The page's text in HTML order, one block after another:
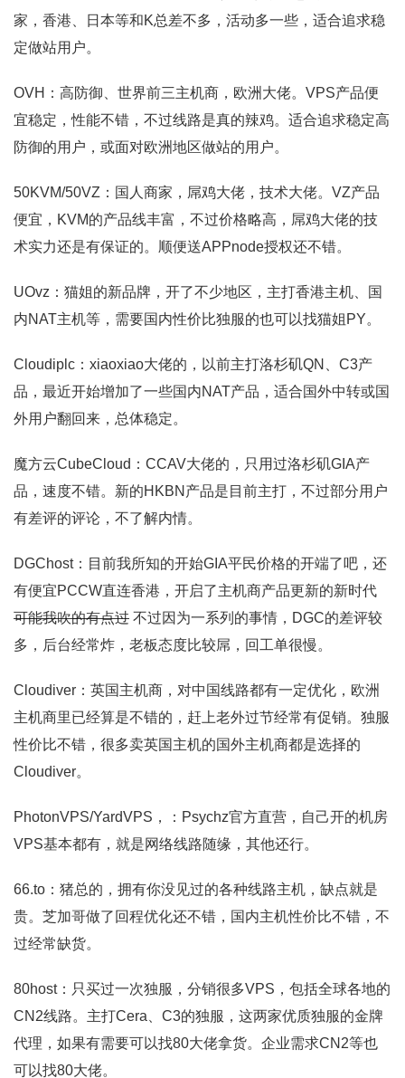
家，香港、日本等和K总差不多，活动多一些，适合追求稳
定做站用户。
OVH：高防御、世界前三主机商，欧洲大佬。VPS产品便
宜稳定，性能不错，不过线路是真的辣鸡。适合追求稳定高
防御的用户，或面对欧洲地区做站的用户。
50KVM/50VZ：国人商家，屌鸡大佬，技术大佬。VZ产品
便宜，KVM的产品线丰富，不过价格略高，屌鸡大佬的技
术实力还是有保证的。顺便送APPnode授权还不错。
UOvz：猫姐的新品牌，开了不少地区，主打香港主机、国
内NAT主机等，需要国内性价比独服的也可以找猫姐PY。
Cloudiplc：xiaoxiao大佬的，以前主打洛杉矶QN、C3产
品，最近开始增加了一些国内NAT产品，适合国外中转或国
外用户翻回来，总体稳定。
魔方云CubeCloud：CCAV大佬的，只用过洛杉矶GIA产
品，速度不错。新的HKBN产品是目前主打，不过部分用户
有差评的评论，不了解内情。
DGChost：目前我所知的开始GIA平民价格的开端了吧，还
有便宜PCCW直连香港，开启了主机商产品更新的新时代
可能我吹的有点过 不过因为一系列的事情，DGC的差评较
多，后台经常炸，老板态度比较屌，回工单很慢。
Cloudiver：英国主机商，对中国线路都有一定优化，欧洲
主机商里已经算是不错的，赶上老外过节经常有促销。独服
性价比不错，很多卖英国主机的国外主机商都是选择的
Cloudiver。
PhotonVPS/YardVPS，：Psychz官方直营，自己开的机房
VPS基本都有，就是网络线路随缘，其他还行。
66.to：猪总的，拥有你没见过的各种线路主机，缺点就是
贵。芝加哥做了回程优化还不错，国内主机性价比不错，不
过经常缺货。
80host：只买过一次独服，分销很多VPS，包括全球各地的
CN2线路。主打Cera、C3的独服，这两家优质独服的金牌
代理，如果有需要可以找80大佬拿货。企业需求CN2等也
可以找80大佬。